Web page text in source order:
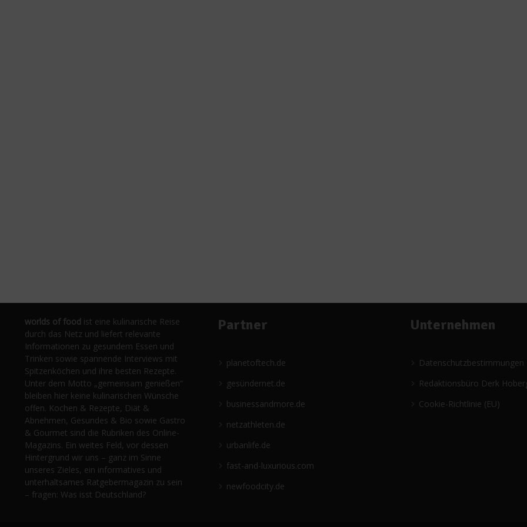
worlds of food ist eine kulinarische Reise
durch das Netz und liefert relevante
Informationen zu gesundem Essen und
Trinken sowie spannende Interviews mit
Spitzenköchen und ihre besten Rezepte.
Unter dem Motto „gemeinsam genießen“
bleiben hier keine kulinarischen Wünsche
offen. Kochen & Rezepte, Diät &
Abnehmen, Gesundes & Bio sowie Gastro
& Gourmet sind die Rubriken des Online-
Magazins. Ein weites Feld, vor dessen
Hintergrund wir uns – ganz im Sinne
unseres Zieles, ein informatives und
unterhaltsames Ratgebermagazin zu sein
– fragen: Was isst Deutschland?
Partner
planetoftech.de
gesündernet.de
businessandmore.de
netzathleten.de
urbanlife.de
fast-and-luxurious.com
newfoodcity.de
Unternehmen
Datenschutzbestimmungen
Redaktionsbüro Derk
Cookie-Richtlinie (EU)